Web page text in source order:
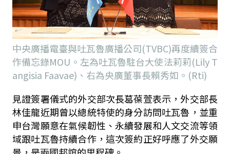
中央廣播電臺與吐瓦魯廣播公司(TVBC)再度續簽合
作備忘錄MOU。左為吐瓦魯駐台大使法莉莉(Lily T
angisia Faavae)、右為央廣董事長賴秀如。(Rti)
見證簽署儀式的外交部次長葛葆萱表示，外交部長
林佳龍近期曾以總統特使的身分訪問吐瓦魯，並重
申台灣願意在氣候韌性、永續發展和人文交流等領
域跟吐瓦魯持續合作，這次簽約正好呼應了外交願